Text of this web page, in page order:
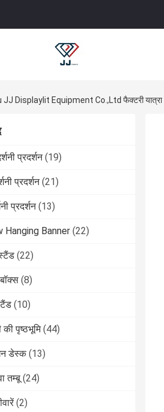
Displaylit Equipment Co.,Ltd फैक्टरी यात्रा
प्रदर्शन (19)
प्रदर्शन (21)
प्रदर्शन (13)
Hanging Banner (22)
(22)
(8)
(10)
की पृष्ठभूमि (44)
डेस्क (13)
तम्बू (24)
(2)